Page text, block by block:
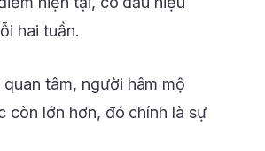
hai tuần.
tâm, người hâm mộ
lớn hơn, đó chính là sự